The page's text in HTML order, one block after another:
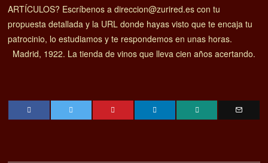
ARTÍCULOS? Escríbenos a direccion@zurired.es con tu
propuesta detallada y la URL donde hayas visto que te encaja tu
patrocinio, lo estudiamos y te respondemos en unas horas.
Madrid, 1922. La tienda de vinos que lleva cien años acertando.